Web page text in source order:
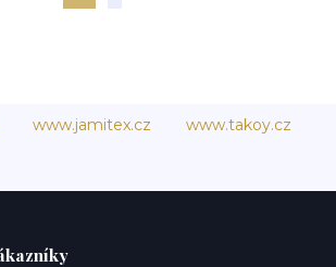
www.jamitex.cz www.takoy.cz